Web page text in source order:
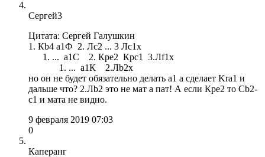
Сергей3
Цитата: Сергей Галушкин
1. Кb4 a1Ф 2. Лс2 ... 3 Лс1х
1. ... а1С 2. Кре2 Крс1 3.Лf1х
1. ... а1К 2.Лb2х
но он не будет обязательно делать a1 а сделает Kra1 и
дальше что? 2.Лb2 это не мат а пат! А если Кре2 то Cb2-
c1 и мата не видно.
9 февраля 2019 07:03
0
Каперанг